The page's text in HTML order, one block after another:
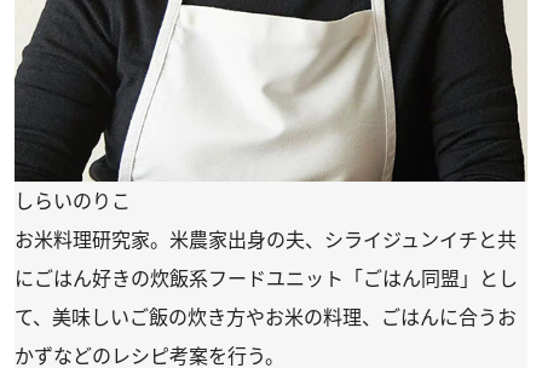
しらいのりこ
お米料理研究家。米農家出身の夫、シライジュンイチと共
にごはん好きの炊飯系フードユニット「ごはん同盟」とし
て、美味しいご飯の炊き方やお米の料理、ごはんに合うお
かずなどのレシピ考案を行う。